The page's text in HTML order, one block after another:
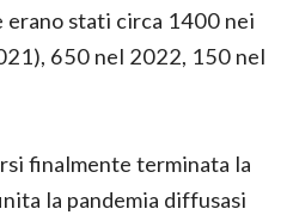
erano stati circa 1400 nei
650 nel 2022, 150 nel
finalmente terminata la
la pandemia diffusasi